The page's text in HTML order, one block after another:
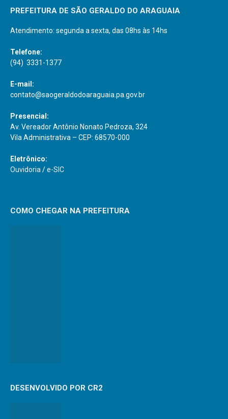
PREFEITURA DE SÃO GERALDO DO ARAGUAIA
Atendimento: segunda a sexta, das 08hs às 14hs
Telefone:
(94) 3331-1377
E-mail:
contato@saogeraldodoaraguaia.pa.gov.br
Presencial:
Av. Vereador Antônio Nonato Pedroza, 324
Vila Administrativa – CEP: 68570-000
Eletrônico:
Ouvidoria /e-SIC
COMO CHEGAR NA PREFEITURA
DESENVOLVIDO POR CR2